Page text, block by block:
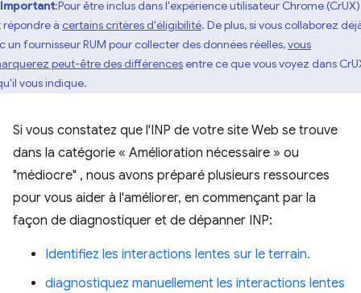
Important:Pour être inclus dans l'expérience utilisateur Chrome
à certains critères d'éligibilité. De plus, si vous collaborez
un fournisseur RUM pour collecter des données réelles,vous
peut-être des différencesentre ce que vous voyez dans
vous indique.
Si vous constatez que l'INP de votre site Web se trouve
dans la catégorie « Amélioration nécessaire » ou
"médiocre" , nous avons préparé plusieurs ressources
pour vous aider à l'améliorer, en commençant par la
façon de diagnostiquer et de dépanner INP:
Identifiez les interactions lentes sur le terrain.
diagnostiquez manuellement les interactions lentes